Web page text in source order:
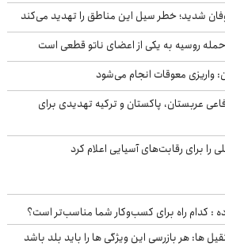
شدید؛ خطر سیل این مناطق را تهدید می‌کند
روسیه به یکی از اعضای ناتو قطعی است
واریزی معوقات انجام می‌شود
عربستان، پاکستان و ترکیه تهدیدی برای
را برای رقابت‌های آسیایی اعلام کرد
: کدام راه برای کسب‌وکار شما مناسب‌تر است؟
ها: هر بازرسی این ویژگی ها را باید بلد باشد